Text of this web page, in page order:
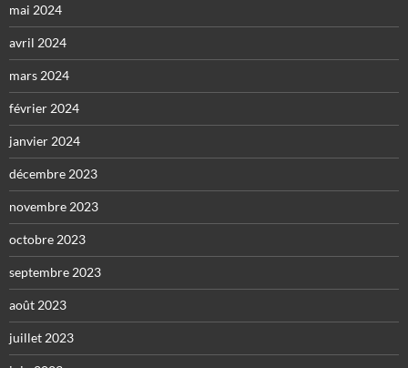
mai 2024
avril 2024
mars 2024
février 2024
janvier 2024
décembre 2023
novembre 2023
octobre 2023
septembre 2023
août 2023
juillet 2023